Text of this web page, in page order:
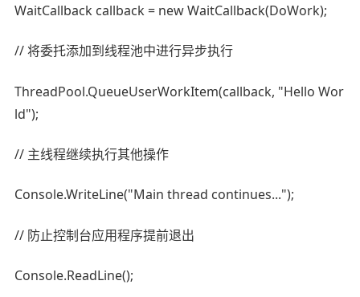
WaitCallback callback = new WaitCallback(DoWork);
// 将委托添加到线程池中进行异步执行
ThreadPool.QueueUserWorkItem(callback, "Hello Wor
ld");
// 主线程继续执行其他操作
Console.WriteLine("Main thread continues...");
// 防止控制台应用程序提前退出
Console.ReadLine();